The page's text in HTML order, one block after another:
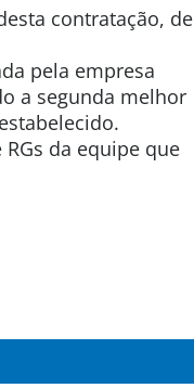
contratação, de
pela empresa
a segunda melhor
da equipe que